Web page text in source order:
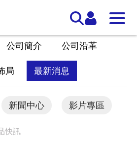
公司簡介 公司沿革
局 最新消息
新聞中心 影片專區
快訊